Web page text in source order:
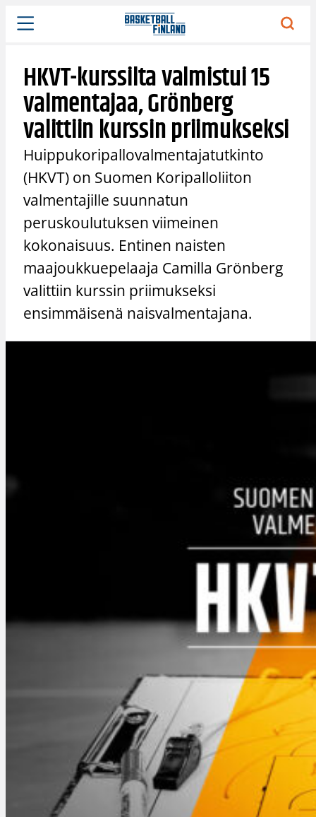
Siirry
sisältöön
HKVT-kurssilta valmistui 15
valmentajaa, Grönberg
valittiin kurssin priimukseksi
Huippukoripallovalmentajatutkinto
(HKVT) on Suomen Koripalloliiton
valmentajille suunnatun
peruskoulutuksen viimeinen
kokonaisuus. Entinen naisten
maajoukkuepelaaja Camilla Grönberg
valittiin kurssin priimukseksi
ensimmäisenä naisvalmentajana.